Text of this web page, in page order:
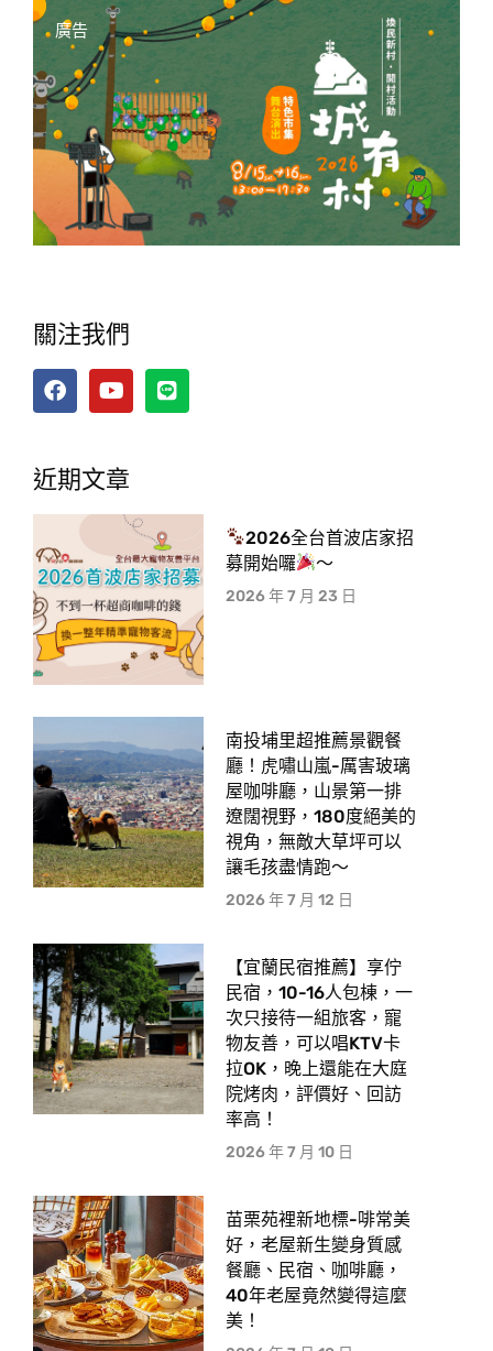
廣告
關注我們
近期文章
2026全台首波店家招
募開始囉
～
2026 年 7 月 23 日
南投埔里超推薦景觀餐
廳！虎嘯山嵐-厲害玻璃
屋咖啡廳，山景第一排
遼闊視野，180度絕美的
視角，無敵大草坪可以
讓毛孩盡情跑〜
2026 年 7 月 12 日
【宜蘭民宿推薦】享佇
民宿，10-16人包棟，一
次只接待一組旅客，寵
物友善，可以唱KTV卡
拉OK，晚上還能在大庭
院烤肉，評價好、回訪
率高！
2026 年 7 月 10 日
苗栗苑裡新地標-啡常美
好，老屋新生變身質感
餐廳、民宿、咖啡廳，
40年老屋竟然變得這麼
美！